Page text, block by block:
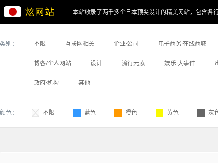
本站收录了两千多个日本顶尖设计的精美网站，包含各
类别： 不限 互联网相关 企业·公司 电子商务·在线商城
博客/个人网站 设计 流行元素 娱乐·大事件
政府·机构 其他
颜色： 不限 蓝色 橙色 黄色 灰